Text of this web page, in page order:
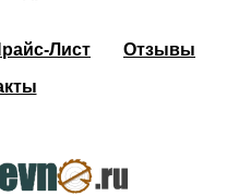
Лист
Отзывы